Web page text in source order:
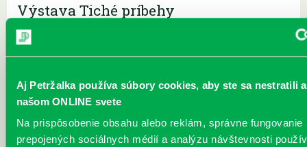
Aj Petržalka používa súbory cookies, aby ste sa nestratili
našom ONLINE svete
Na prispôsobenie obsahu alebo reklám, správne fungovanie
prepojených sociálnych médií a analýzu návštevnosti
Výstava Tiché príbehy
Každý deň |
Pre dospelých
Pozývame Vás na výstavu, ktorá je prvou spoločnou spoluprácou
Tiché príbehy je prierezom tvorby štyroch autoriek a autorov,
združených v Občianskom združení Medzi hranicou a hrádzou.
Združenie vzniklo v roku 2001 a nositeľkou ideí bola a je Denisa
Olexa Bogdalíková. Združenie má sedem členov naprieč
generáciami, lokalitami aj umeleckými prejavmi. Výstava Tiché